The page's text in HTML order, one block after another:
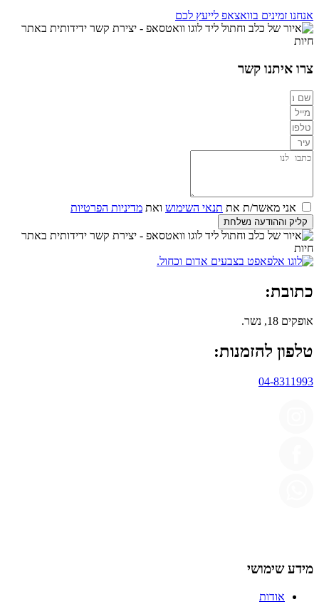
אנחנו זמינים בוואצאפ לייעץ לכם
צרו איתנו קשר
אני מאשר/ת את תנאי השימוש ואת מדיניות הפרטיות
קליק וההודעה נשלחת
כתובת:
אופקים 18, נשר.
טלפון להזמנות:
04-8311993
מידע שימושי
אודות